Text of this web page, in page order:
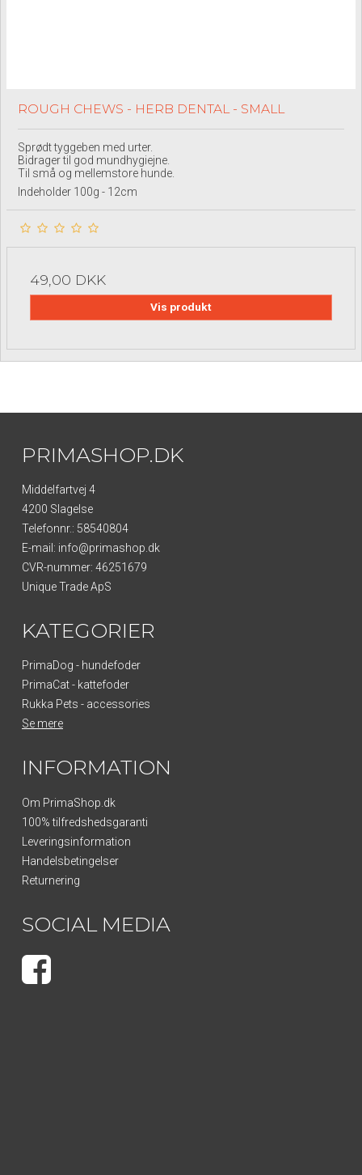
ROUGH CHEWS - HERB DENTAL - SMALL
Sprødt tyggeben med urter.
Bidrager til god mundhygiejne.
Til små og mellemstore hunde.
Indeholder 100g - 12cm
49,00 DKK
Vis produkt
PRIMASHOP.DK
Middelfartvej 4
4200 Slagelse
Telefonnr.: 58540804
E-mail : info@primashop.dk
CVR-nummer: 46251679
Unique Trade ApS
KATEGORIER
PrimaDog - hundefoder
PrimaCat - kattefoder
Rukka Pets - accessories
Se mere
INFORMATION
Om PrimaShop.dk
100% tilfredshedsgaranti
Leveringsinformation
Handelsbetingelser
Returnering
SOCIAL MEDIA